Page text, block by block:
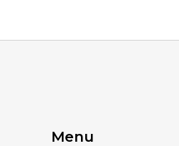
Menu